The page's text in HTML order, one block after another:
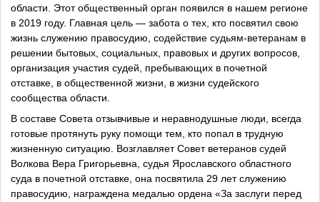
области. Этот общественный орган появился в нашем регионе
в 2019 году. Главная цель — забота о тех, кто посвятил свою
жизнь служению правосудию, содействие судьям-ветеранам в
решении бытовых, социальных, правовых и других вопросов,
организация участия судей, пребывающих в почетной
отставке, в общественной жизни, в жизни судейского
сообщества области.
В составе Совета отзывчивые и неравнодушные люди, всегда
готовые протянуть руку помощи тем, кто попал в трудную
жизненную ситуацию. Возглавляет Совет ветеранов судей
Волкова Вера Григорьевна, судья Ярославского областного
суда в почетной отставке, она посвятила 29 лет служению
правосудию, награждена медалью ордена «За заслуги перед